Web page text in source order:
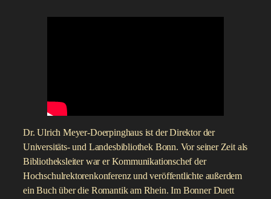
Dr. Ulrich Meyer-Doerpinghaus ist der Direktor der
Universitäts- und Landesbibliothek Bonn. Vor seiner Zeit als
Bibliotheksleiter war er Kommunikationschef der
Hochschulrektorenkonferenz und veröffentlichte außerdem
ein Buch über die Romantik am Rhein. Im Bonner Duett